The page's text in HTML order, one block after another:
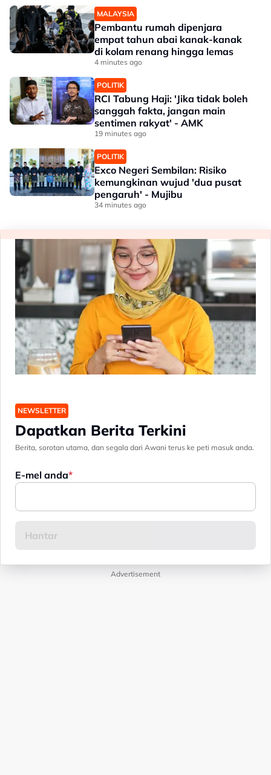
MALAYSIA
Pembantu rumah dipenjara
empat tahun abai kanak-kanak
di kolam renang hingga lemas
4 minutes ago
POLITIK
RCI Tabung Haji: 'Jika tidak boleh
sanggah fakta, jangan main
sentimen rakyat' - AMK
19 minutes ago
POLITIK
Exco Negeri Sembilan: Risiko
kemungkinan wujud 'dua pusat
pengaruh' - Mujibu
34 minutes ago
NEWSLETTER
Dapatkan Berita Terkini
Berita, sorotan utama, dan segala dari Awani terus ke peti masuk anda.
E-mel anda
Advertisement